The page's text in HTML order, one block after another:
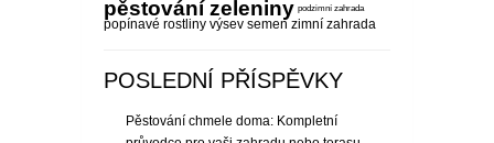
pěstování zeleniny podzimní zahrada
popínavé rostliny výsev semen zimní zahrada
POSLEDNÍ PŘÍSPĚVKY
Pěstování chmele doma: Kompletní